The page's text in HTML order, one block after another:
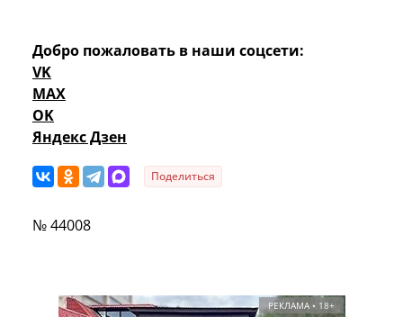
Добро пожаловать в наши соцсети:
VK
MAX
OK
Яндекс Дзен
Поделиться
№ 44008
РЕКЛАМА • 18+